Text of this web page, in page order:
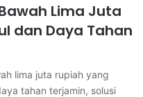
Lima Juta
dan Daya Tahan
lima juta rupiah yang
tahan terjamin, solusi